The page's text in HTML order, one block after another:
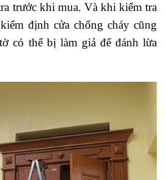
trước khi mua. Và khi kiểm tra
định cửa chống cháy cũng
có thể bị làm giả để đánh lừa